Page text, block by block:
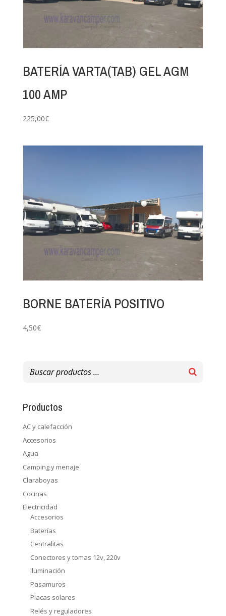
BATERÍA VARTA(TAB) GEL AGM
100 AMP
225,00€
BORNE BATERÍA POSITIVO
4,50€
Productos
AC y calefacción
Accesorios
Agua
Camping y menaje
Claraboyas
Cocinas
Electricidad
Accesorios
Baterías
Centralitas
Conectores y tomas 12v, 220v
Iluminación
Pasamuros
Placas solares
Relés y reguladores